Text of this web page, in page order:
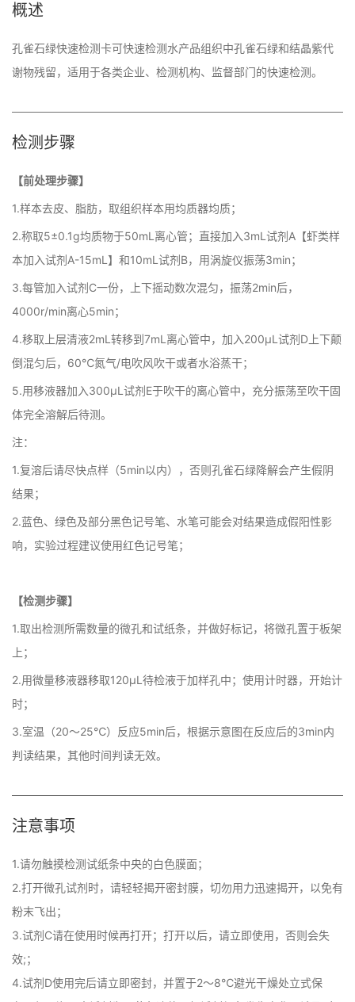
概述
孔雀石绿快速检测卡可快速检测水产品组织中孔雀石绿和结晶紫代
谢物残留，适用于各类企业、检测机构、监督部门的快速检测。
检测步骤
【前处理步骤】
1.样本去皮、脂肪，取组织样本用均质器均质；
2.称取5±0.1g均质物于50mL离心管；直接加入3mL试剂A【虾类样
本加入试剂A-15mL】和10mL试剂B，用涡旋仪振荡3min；
3.每管加入试剂C一份，上下摇动数次混匀，振荡2min后，
4000r/min离心5min；
4.移取上层清液2mL转移到7mL离心管中，加入200μL试剂D上下颠
倒混匀后，60℃氮气/电吹风吹干或者水浴蒸干；
5.用移液器加入300μL试剂E于吹干的离心管中，充分振荡至吹干固
体完全溶解后待测。
注：
1.复溶后请尽快点样（5min以内），否则孔雀石绿降解会产生假阴
结果；
2.蓝色、绿色及部分黑色记号笔、水笔可能会对结果造成假阳性影
响，实验过程建议使用红色记号笔；
【检测步骤】
1.取出检测所需数量的微孔和试纸条，并做好标记，将微孔置于板架
上；
2.用微量移液器移取120µL待检液于加样孔中；使用计时器，开始计
时；
3.室温（20～25℃）反应5min后，根据示意图在反应后的3min内
判读结果，其他时间判读无效。
注意事项
1.请勿触摸检测试纸条中央的白色膜面；
2.打开微孔试剂时，请轻轻揭开密封膜，切勿用力迅速揭开，以免有
粉末飞出；
3.试剂C请在使用时候再打开；打开以后，请立即使用，否则会失
效;；
4.试剂D使用完后请立即密封，并置于2～8℃避光干燥处立式保